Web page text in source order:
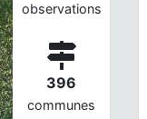
observations
396
communes